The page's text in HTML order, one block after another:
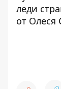
леди
от Олеся